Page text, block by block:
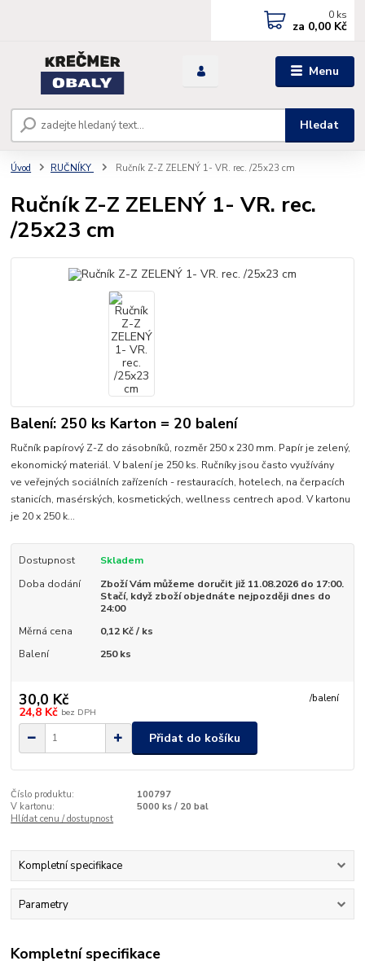
Menu
Hledat
0 ks
za 0,00 Kč
Úvod RUČNÍKY Ručník Z-Z ZELENÝ 1- VR. rec. /25x23 cm
Ručník Z-Z ZELENÝ 1- VR. rec.
/25x23 cm
Balení: 250 ks Karton = 20 balení
Ručník papírový Z-Z do zásobníků, rozměr 250 x 230 mm. Papír je zelený,
ekonomický materiál. V balení je 250 ks. Ručníky jsou často využívány
ve veřejných sociálních zařízeních - restauracích, hotelech, na čerpacích
stanicích, masérských, kosmetických, wellness centrech apod. V kartonu
je 20 x 250 k...
Dostupnost
Skladem
Doba dodání
Zboží Vám můžeme doručit již 11.08.2026 do 17:00.
Stačí, když zboží objednáte nejpozději dnes do
24:00
Měrná cena
0,12 Kč / ks
Balení
250 ks
30,0 Kč /balení
24,8 Kč bez DPH
Přidat do košíku
Číslo produktu:
100797
V kartonu:
5000 ks / 20 bal
Hlídat cenu / dostupnost
Kompletní specifikace
Parametry
Kompletní specifikace